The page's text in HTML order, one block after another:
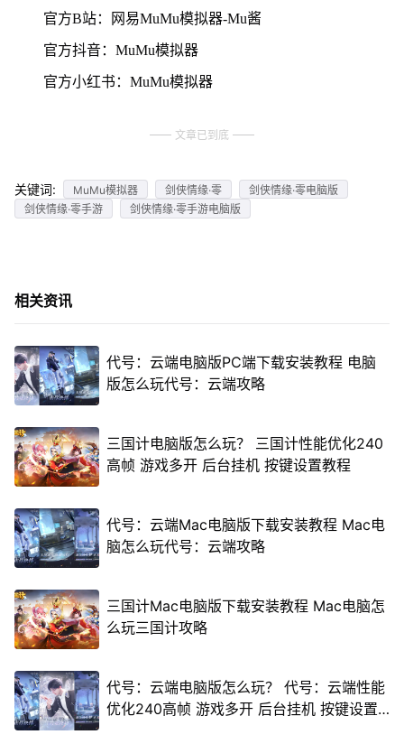
官方B站：网易MuMu模拟器-Mu酱
官方抖音：MuMu模拟器
官方小红书：MuMu模拟器
文章已到底
关键词: MuMu模拟器 剑侠情缘·零
剑侠情缘·零电脑版
剑侠情缘·零手游
剑侠情缘·零手游电脑版
相关资讯
代号：云端电脑版PC端下载安装教程 电脑
版怎么玩代号：云端攻略
三国计电脑版怎么玩？ 三国计性能优化240
高帧 游戏多开 后台挂机 按键设置教程
代号：云端Mac电脑版下载安装教程 Mac电
脑怎么玩代号：云端攻略
三国计Mac电脑版下载安装教程 Mac电脑怎
么玩三国计攻略
代号：云端电脑版怎么玩？ 代号：云端性能
优化240高帧 游戏多开 后台挂机 按键设置